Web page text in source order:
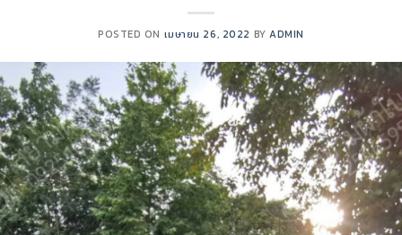
POSTED ON เมษายน 26, 2022 BYADMIN